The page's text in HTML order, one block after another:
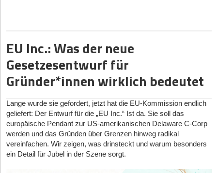
Regel 1
Verschaffen Sie sich zunächst Klarheit über Ihre Erwartungen.
Je klarer Sie wissen, was Sie von Ihrem Berater erwarten und
auswählen. Möchten Sie ein prozessbegleitendes Coaching über
das Gründungsdatum hinaus oder soll der Berater lediglich ein
paar Tipps zum Businessplan geben? Brauchen Sie einen
Businessplan für den Gründungszuschuss oder benötigen Sie
Branchen-Know-how? Notieren Sie sich Ihre Themen und Fragen
vor der Suche bzw. vor dem ersten Gespräch.
EU Inc.: Was der neue
Gesetzesentwurf für
Gründer*innen wirklich bedeutet
Lange wurde sie gefordert, jetzt hat die EU-Kommission endlich
geliefert: Der Entwurf für die „EU Inc.“ Ist da. Sie soll das
europäische Pendant zur US-amerikanischen Delaware C-Corp
werden und das Gründen über Grenzen hinweg radikal
vereinfachen. Wir zeigen, was drinsteckt und warum besonders
ein Detail für Jubel in der Szene sorgt.